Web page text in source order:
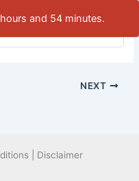
and 54 minutes.
NEXT
| Disclaimer